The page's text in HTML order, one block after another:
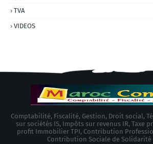
TVA
VIDEOS
Comptabilité, Fiscalité, Gestion, Droit social,
sur sociétés IS, Impôts sur revenus IR, Taxe
profit Immobilier TPI, Contribution
Contribution Sociale de Solidarité